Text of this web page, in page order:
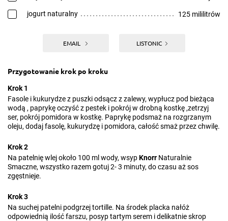
jogurt naturalny 125 mililitrów
EMAIL LISTONIC
Przygotowanie krok po kroku
Krok 1
Fasole i kukurydze z puszki odsącz z zalewy, wypłucz pod bieżąca
wodą , paprykę oczyść z pestek i pokrój w drobną kostkę ,zetrzyj
ser, pokrój pomidora w kostkę. Paprykę podsmaż na rozgrzanym
oleju, dodaj fasolę, kukurydzę i pomidora, całość smaż przez chwilę.
Krok 2
Na patelnię wlej około 100 ml wody, wsypKnorr Naturalnie
Smaczne, wszystko razem gotuj 2- 3 minuty, do czasu aż sos
zgęstnieje.
Krok 3
Na suchej patelni podgrzej tortille. Na środek placka nałóż
odpowiednią ilość farszu, posyp tartym serem i delikatnie skrop